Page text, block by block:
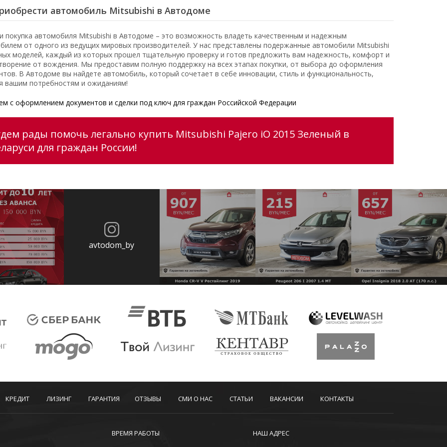
автомобиль Mitsubishi в Автодоме
покупка автомобиля Mitsubishi в Автодоме – это возможность владеть качественным и надежным
от одного из ведущих мировых производителей. У нас представлены подержанные автомобили Mitsubishi
моделей, каждый из которых прошел тщательную проверку и готов предложить вам надежность, комфорт и
от вождения. Мы предоставим полную поддержку на всех этапах покупки, от выбора до оформления
В Автодоме вы найдете автомобиль, который сочетает в себе инновации, стиль и функциональность,
вашим потребностям и ожиданиям!
с оформлением документов и сделки под ключ для граждан Российской Федерации
рады помочь легально купить Mitsubishi Pajero iO 2015 Зеленый в
для граждан России!
avtodom_by
КРЕДИТ ЛИЗИНГ ГАРАНТИЯ ОТЗЫВЫ СМИ О НАС СТАТЬИ ВАКАНСИИ КОНТАКТЫ
ВРЕМЯ РАБОТЫ НАШ АДРЕС